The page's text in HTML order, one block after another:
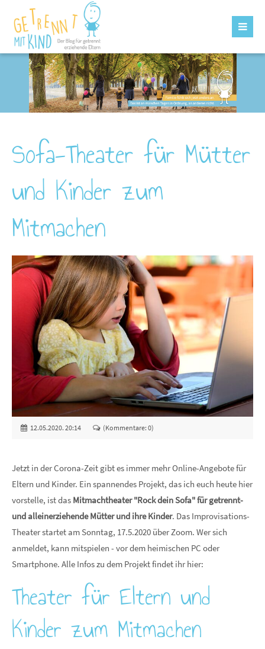
Sofa-Theater für Mütter
und Kinder zum
Mitmachen
12.05.2020. 20:14 (Kommentare: 0)
Jetzt in der Corona-Zeit gibt es immer mehr Online-Angebote für
Eltern und Kinder. Ein spannendes Projekt, das ich euch heute hier
vorstelle, ist das Mitmachtheater "Rock dein Sofa" für getrennt-
und alleinerziehende Mütter und ihre Kinder. Das Improvisations-
Theater startet am Sonntag, 17.5.2020 über Zoom. Wer sich
anmeldet, kann mitspielen - vor dem heimischen PC oder
Smartphone. Alle Infos zu dem Projekt findet ihr hier:
Theater für Eltern und
Kinder zum Mitmachen